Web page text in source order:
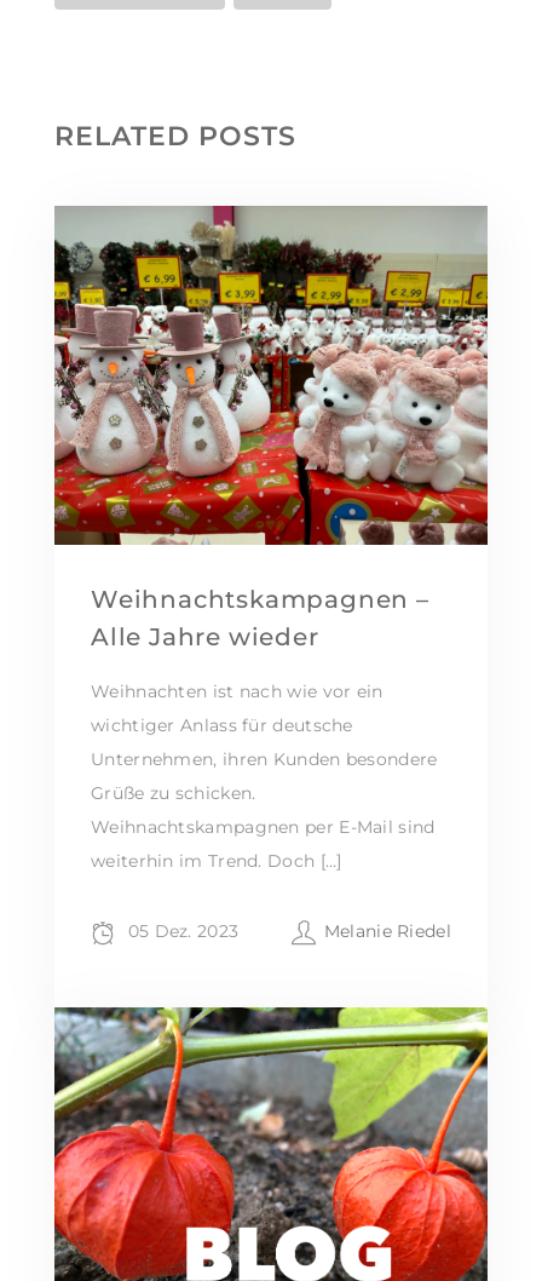
RELATED POSTS
Weihnachtskampagnen –
Alle Jahre wieder
Weihnachten ist nach wie vor ein
wichtiger Anlass für deutsche
Unternehmen, ihren Kunden besondere
Grüße zu schicken.
Weihnachtskampagnen per E-Mail sind
weiterhin im Trend. Doch […]
05 Dez. 2023 Melanie Riedel